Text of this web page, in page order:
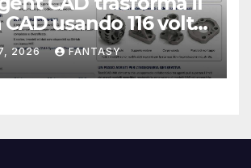
usando 116 volte
2026 FANTASY